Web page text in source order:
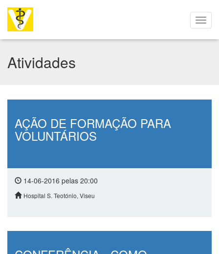
Atividades
AÇÃO DE FORMAÇÃO PARA
VOLUNTÁRIOS
14-06-2016 pelas 20:00
Hospital S. Teotónio, Viseu